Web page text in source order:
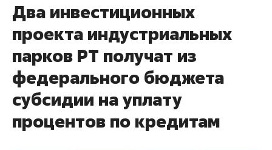
Два инвестиционных
проекта индустриальных
парков РТ получат из
федерального бюджета
субсидии на уплату
процентов по кредитам